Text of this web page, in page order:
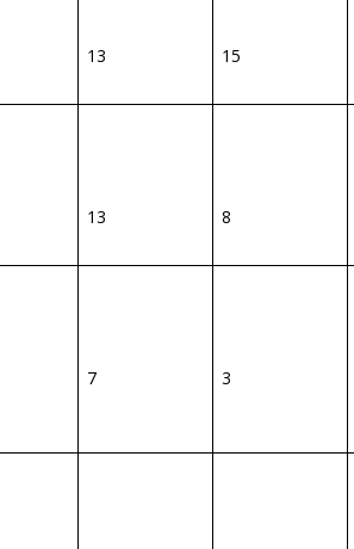
13 15
13 8
7 3